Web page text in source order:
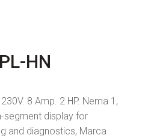
HN
8 Amp. 2 HP. Nema 1,
segment display for
and diagnostics, Marca